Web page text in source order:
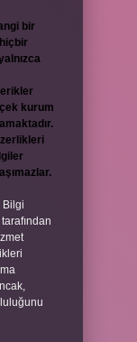
bir
kurum
Bilgi